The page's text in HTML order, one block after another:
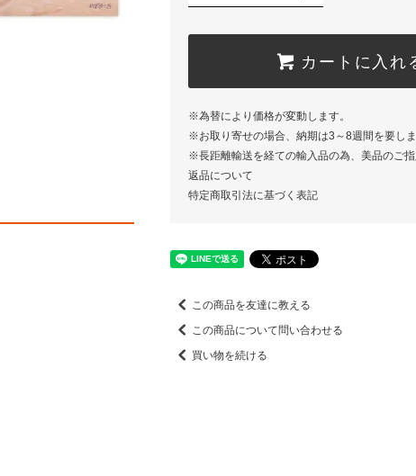
カートに入れ
※為替により価格が変動します。
※お取り寄せの場合、納期は3～8週間を要しま
※長距離輸送を経ての輸入品の為、美品のご指
返品について
特定商取引法に基づく表記
この商品を友達に教える
この商品について問い合わせる
買い物を続ける